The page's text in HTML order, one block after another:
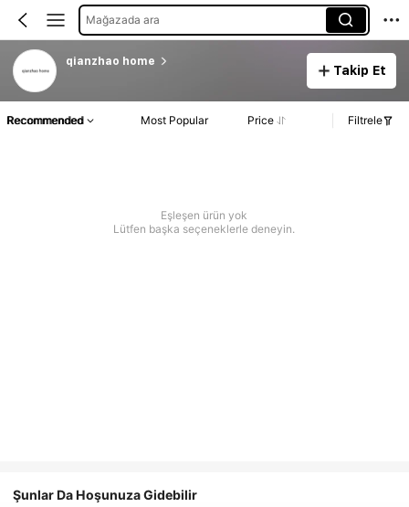
Mağazada ara
qianzhao home
Takip Et
Recommended Most Popular Price Filtrele
Eşleşen ürün yok
Lütfen başka seçeneklerle deneyin.
Şunlar Da Hoşunuza Gidebilir